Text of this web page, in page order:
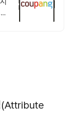
(Attribute